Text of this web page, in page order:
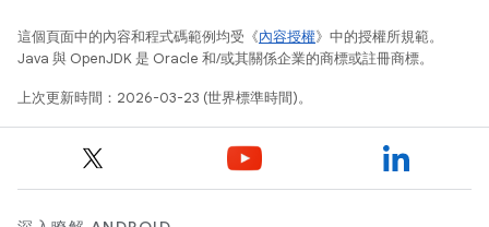
這個頁面中的內容和程式碼範例均受《內容授權》中的授權所規範。
Java 與 OpenJDK 是 Oracle 和/或其關係企業的商標或註冊商標。
上次更新時間：2026-03-23 (世界標準時間)。